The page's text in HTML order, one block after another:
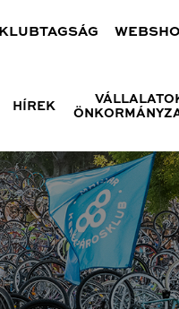
KLUBTAGSÁG
HÍREK